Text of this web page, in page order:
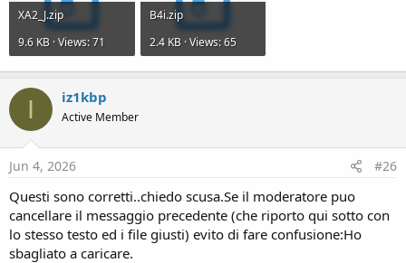
XA2_J.zip
9.6 KB · Views: 71
B4i.zip
2.4 KB · Views: 65
I iz1kbp
Active Member
Jun 4, 2026 #26
Questi sono corretti..chiedo scusa.Se il moderatore puo
cancellare il messaggio precedente (che riporto qui sotto con
lo stesso testo ed i file giusti) evito di fare confusione:Ho
sbagliato a caricare.